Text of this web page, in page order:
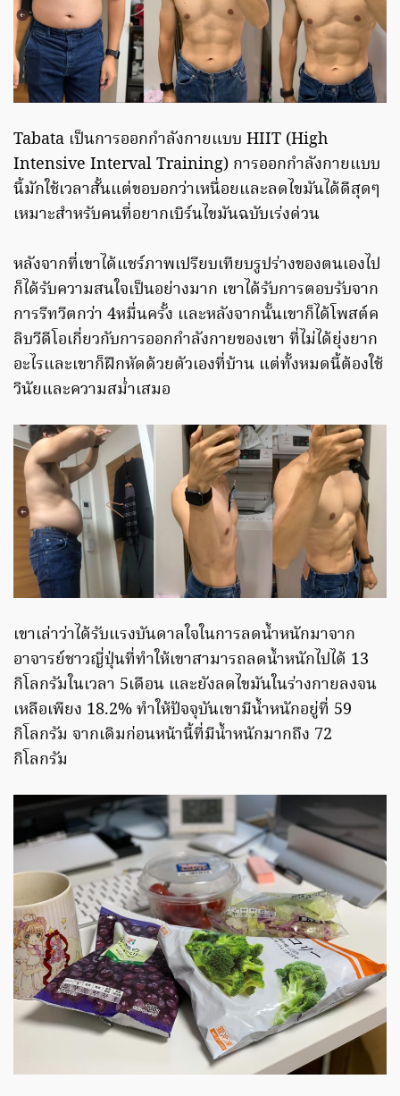
Tabata เป็นการออกกำลังกายแบบ HIIT (High
Intensive Interval Training) การออกกำลังกายแบบ
นี้มักใช้เวลาสั้นแต่ขอบอกว่าเหนื่อยและลดไขมันได้ดีสุดๆ
เหมาะสำหรับคนที่อยากเบิร์นไขมันฉบับเร่งด่วน
หลังจากที่เขาได้แชร์ภาพเปรียบเทียบรูปร่างของตนเองไป
ก็ได้รับความสนใจเป็นอย่างมาก เขาได้รับการตอบรับจาก
การรีทวีตกว่า 4หมื่นครั้ง และหลังจากนั้นเขาก็ได้โพสต์ค
ลิบวีดีโอเกี่ยวกับการออกกำลังกายของเขา ที่ไม่ได้ยุ่งยาก
อะไรและเขาก็ฝึกหัดด้วยตัวเองที่บ้าน แต่ทั้งหมดนี้ต้องใช้
วินัยและความสม่ำเสมอ
เขาเล่าว่าได้รับแรงบันดาลใจในการลดน้ำหนักมาจาก
อาจารย์ชาวญี่ปุ่นที่ทำให้เขาสามารถลดน้ำหนักไปได้ 13
กิโลกรัมในเวลา 5เดือน และยังลดไขมันในร่างกายลงจน
เหลือเพียง 18.2% ทำให้ปัจจุบันเขามีน้ำหนักอยู่ที่ 59
กิโลกรัม จากเดิมก่อนหน้านี้ที่มีน้ำหนักมากถึง 72
กิโลกรัม